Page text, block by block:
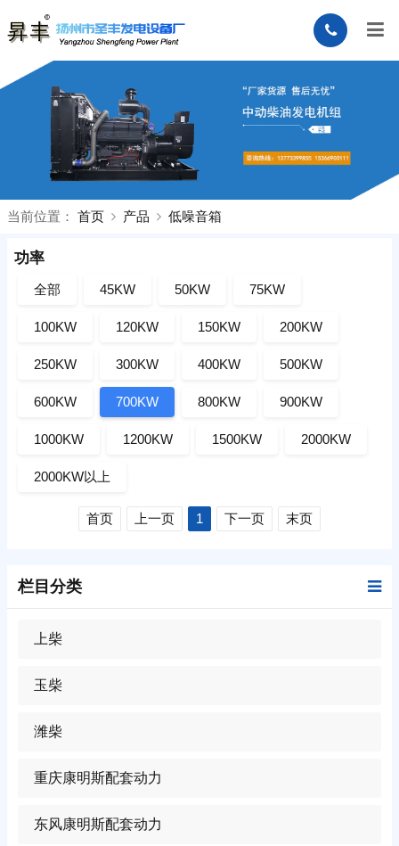
当前位置： 首页 产品 低噪音箱
功率
全部 45KW 50KW 75KW
100KW 120KW 150KW 200KW
250KW 300KW 400KW 500KW
600KW 700KW 800KW 900KW
1000KW 1200KW 1500KW 2000KW
2000KW以上
首页 上一页 1 下一页 末页
栏目分类
上柴
玉柴
潍柴
重庆康明斯配套动力
东风康明斯配套动力